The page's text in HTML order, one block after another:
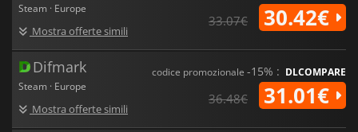
Steam · Europe
Mostra offerte simili
33.07€ 30.42€
Difmark
Steam · Europe
Mostra offerte simili
codice promozionale -15% : DLCOMPARE
36.48€ 31.01€